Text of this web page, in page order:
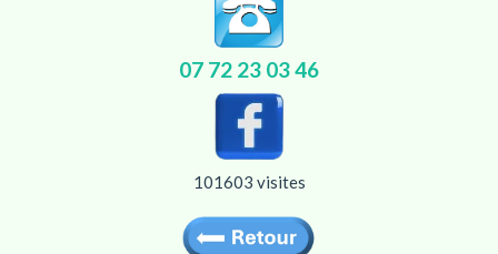
07 72 23 0346
101603 visites